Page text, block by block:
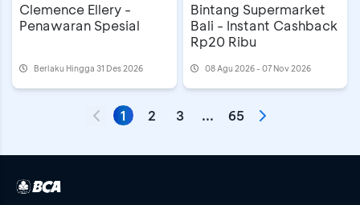
Clemence Ellery -
Penawaran Spesial
Berlaku Hingga 31 Des 2026
Bintang Supermarket
Bali - Instant Cashback
Rp20 Ribu
08 Agu 2026 - 07 Nov 2026
1 2 3 ... 65